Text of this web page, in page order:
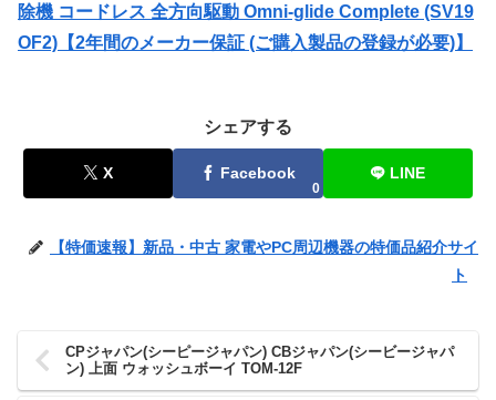
除機 コードレス 全方向駆動 Omni-glide Complete (SV19
OF2)【2年間のメーカー保証 (ご購入製品の登録が必要)】
シェアする
X Facebook
0
LINE
【特価速報】新品・中古 家電やPC周辺機器の特価品紹介サイ
ト
CPジャパン(シーピージャパン) CBジャパン(シービージャパ
ン) 上面 ウォッシュボーイ TOM-12F